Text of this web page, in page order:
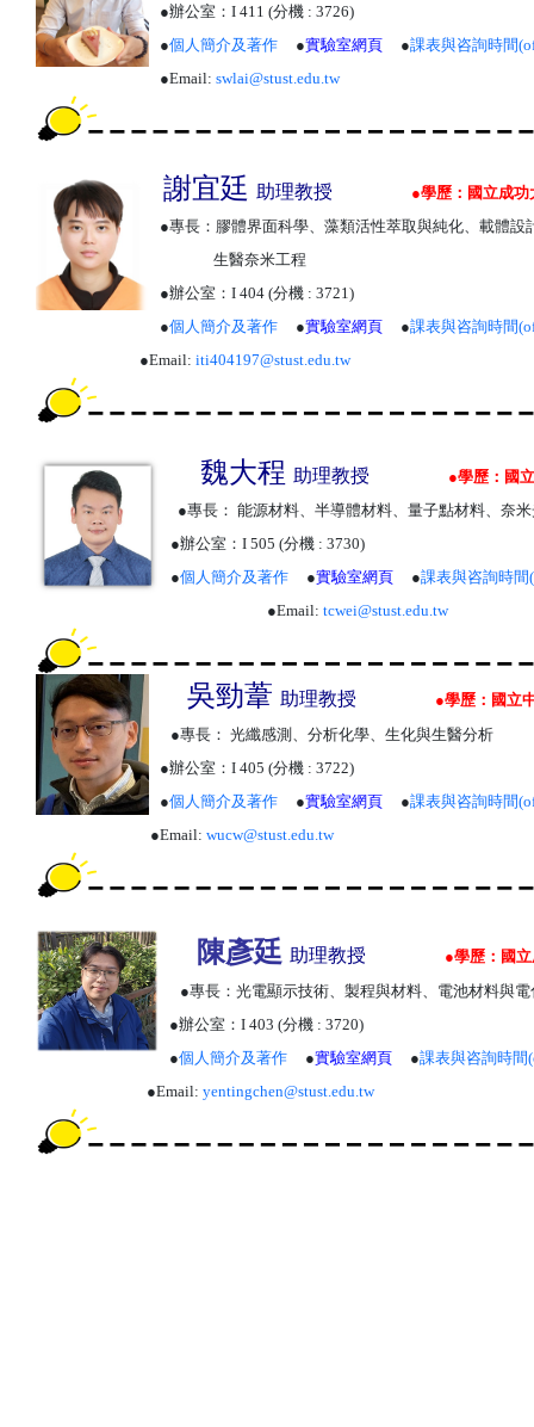
●辦公室 ： I 411 (分機 : 3726)
●個人簡介及著作 ●實驗室網頁 ●課表與咨詢時間
●Email: swlai@stust.edu.tw
謝宜廷 助理教授 ●學歷： 國立成
●專長： 膠體界面科學、藻類活性萃取與純化、載體設
生醫奈米工程
●辦公室： I 404 (分機 : 3721)
●個人簡介及著作 ●實驗室網頁 ●課表與咨詢時間
●Email: iti404197@stust.edu.tw
魏大程 助理教授 ●學歷： 國
●專長： 能源材料、半導體材料、量子點材料、奈
●辦公室： I 505 (分機 : 3730)
●個人簡介及著作 ●實驗室網頁 ●課表與咨詢時間
●Email: tcwei@stust.edu.tw
吳勁葦 助理教授 ●學歷： 國立
●專長： 光纖感測、分析化學、生化與生醫分析
●辦公室： I 405 (分機 : 3722)
●個人簡介及著作 ●實驗室網頁 ●課表與咨詢時間
●Email: wucw@stust.edu.tw
陳彥廷 助理教授 ●學歷： 國
●專長： 光電顯示技術、製程與材料、電池材料與
●辦公室： I 403 (分機 : 3720)
●個人簡介及著作 ●實驗室網頁 ●課表與咨詢時間
●Email: yentingchen@stust.edu.tw